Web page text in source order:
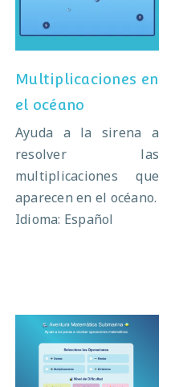
en el océano
Multiplicaciones en
el océano
Ayuda a la sirena a
resolver las
multiplicaciones que
aparecen en el océano.
Idioma: Español
Aventura
submarina